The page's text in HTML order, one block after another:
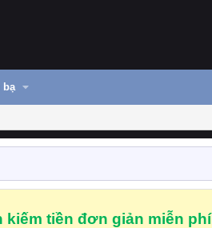
bạ
kiếm tiền đơn giản miễn phí